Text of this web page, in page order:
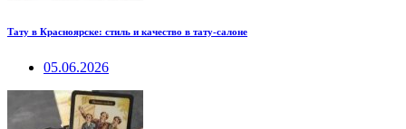
Тату в Красноярске: стиль и качество в тату-салоне
05.06.2026